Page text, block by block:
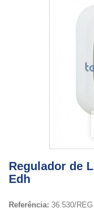
Regulador de
Edh
Referência: 36.530/REG